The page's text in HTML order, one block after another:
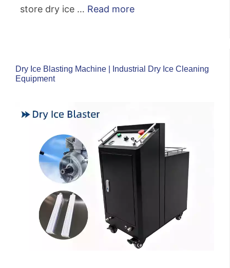
store dry ice … Read more
Dry Ice Blasting Machine | Industrial Dry Ice Cleaning
Equipment